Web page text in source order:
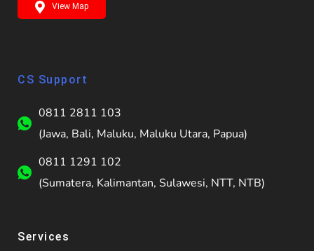
View Map
CS Support
0811 2811 103
(Jawa, Bali, Maluku, Maluku Utara, Papua)
0811 1291 102
(Sumatera, Kalimantan, Sulawesi, NTT, NTB)
Services